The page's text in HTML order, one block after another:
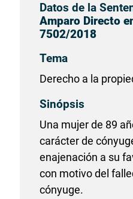
Datos de la
Amparo Directo
7502/2018
Tema
Derecho a la
Sinópsis
Una mujer de 89
carácter de
enajenación a su
con motivo del
cónyuge.